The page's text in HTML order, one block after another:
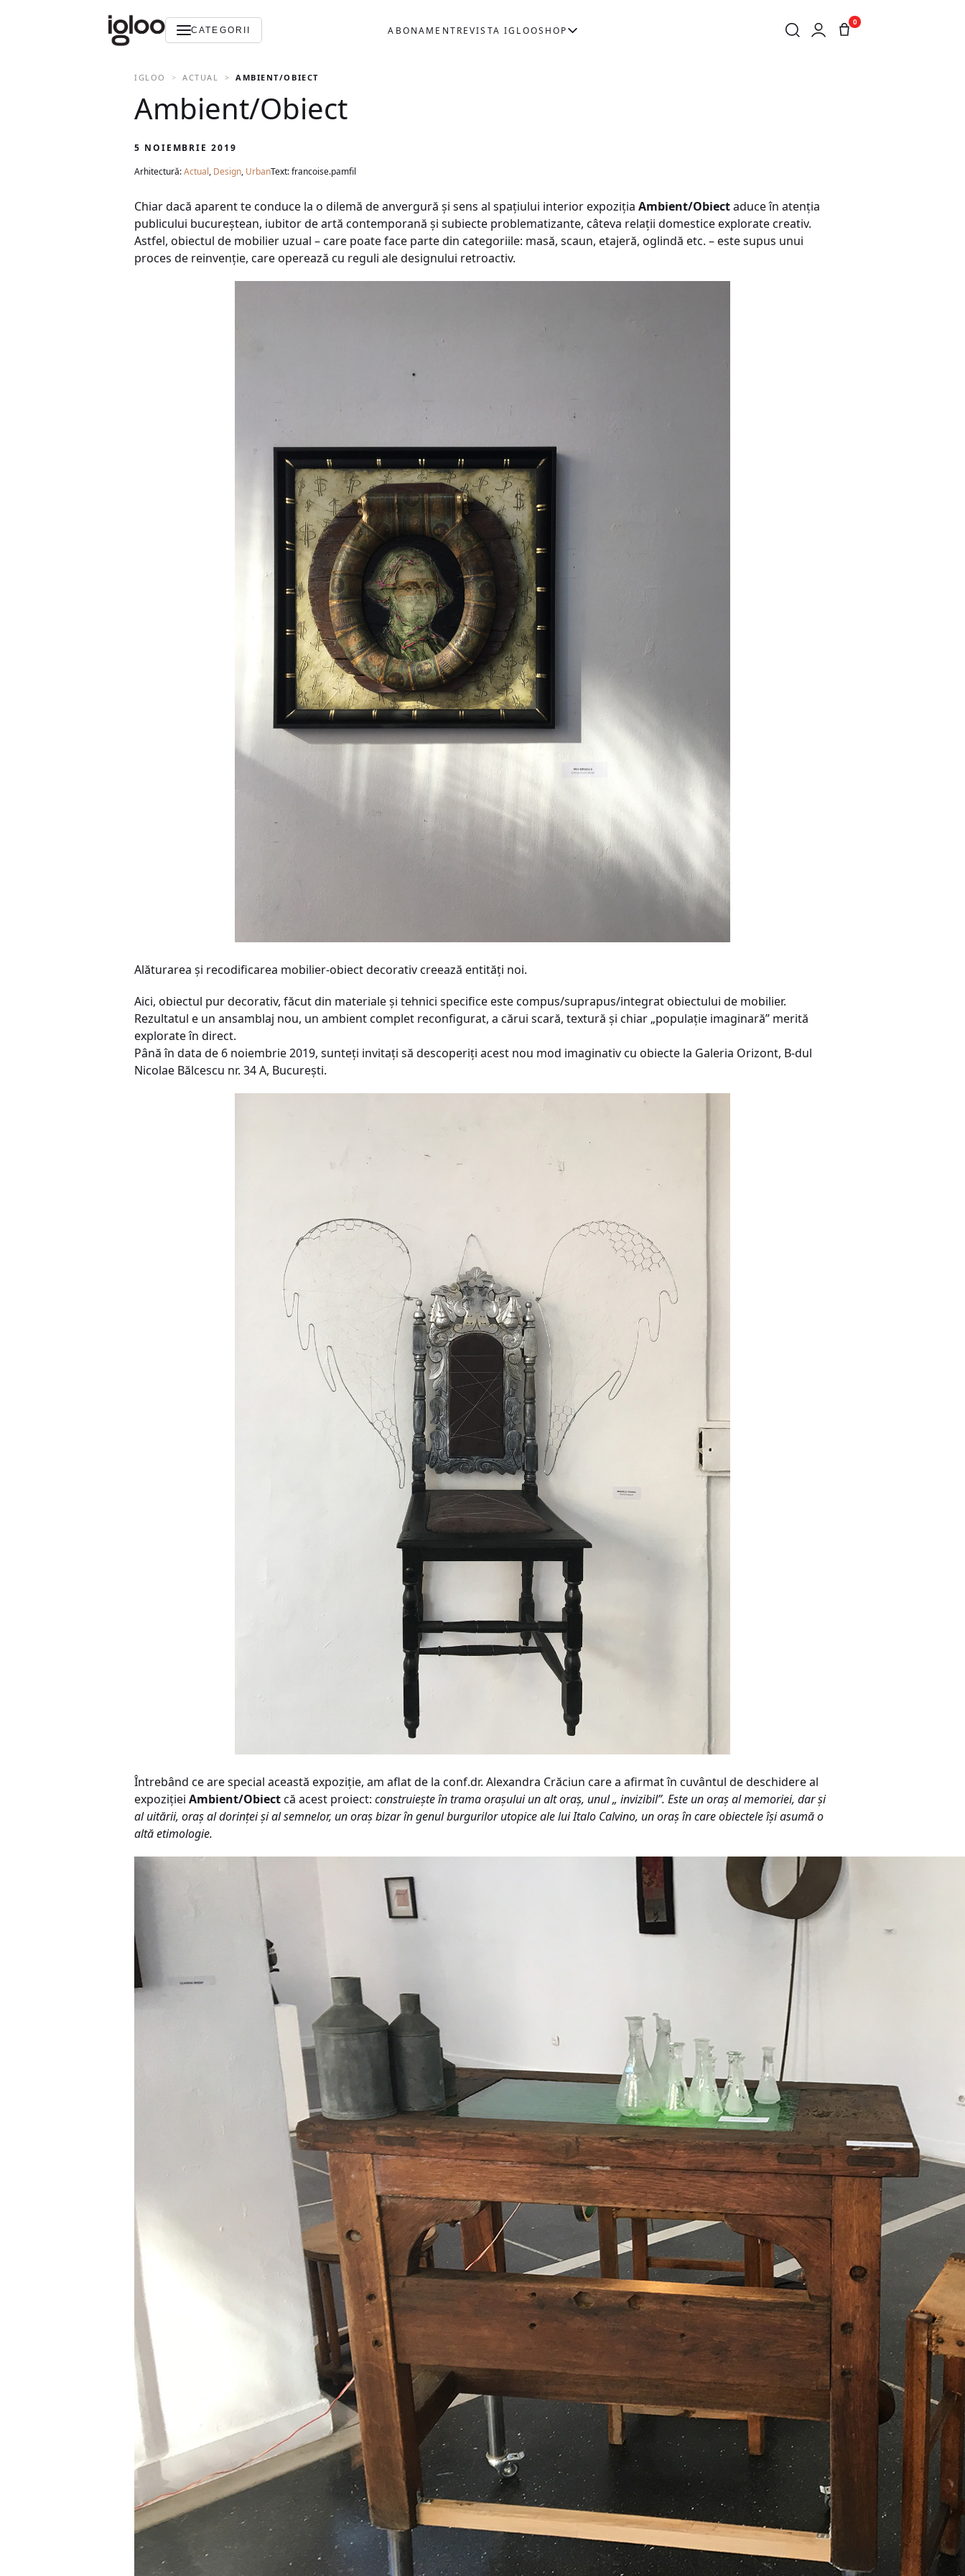
CATEGORII ABONAMENTREVISTA IGLOOSHOP
0
IGLOO ACTUAL AMBIENT/OBIECT
Ambient/Obiect
5 NOIEMBRIE 2019
Arhitectură:Actual, Design, UrbanText: francoise.pamfil
Chiar dacă aparent te conduce la o dilemă de anvergură și sens al spațiului interior expoziția Ambient/Obiectaduce în atenția
publicului bucureștean, iubitor de artă contemporană și subiecte problematizante, câteva relații domestice explorate creativ.
Astfel, obiectul de mobilier uzual – care poate face parte din categoriile: masă, scaun, etajeră, oglindă etc. – este supus unui
proces de reinvenție, care operează cu reguli ale designului retroactiv.
Alăturarea și recodificarea mobilier-obiect decorativ creează entități noi.
Aici, obiectul pur decorativ, făcut din materiale și tehnici specifice este compus/suprapus/integrat obiectului de mobilier.
Rezultatul e un ansamblaj nou, un ambient complet reconfigurat, a cărui scară, textură și chiar „populație imaginară” merită
explorate în direct.
Până în data de 6 noiembrie 2019, sunteți invitați să descoperiți acest nou mod imaginativ cu obiecte la Galeria Orizont, B-dul
Nicolae Bălcescu nr. 34 A, București.
Întrebând ce are special această expoziție, am aflat de la conf.dr. Alexandra Crăciun care a afirmat în cuvântul de deschidere al
expoziției Ambient/Obiectcă acest proiect: construiește în trama orașului un alt oraș, unul „ invizibil”. Este un oraș al memoriei, dar și
al uitării, oraș al dorinței și al semnelor, un oraș bizar în genul burgurilor utopice ale lui Italo Calvino, un oraș în care obiectele își asumă o
altă etimologie.